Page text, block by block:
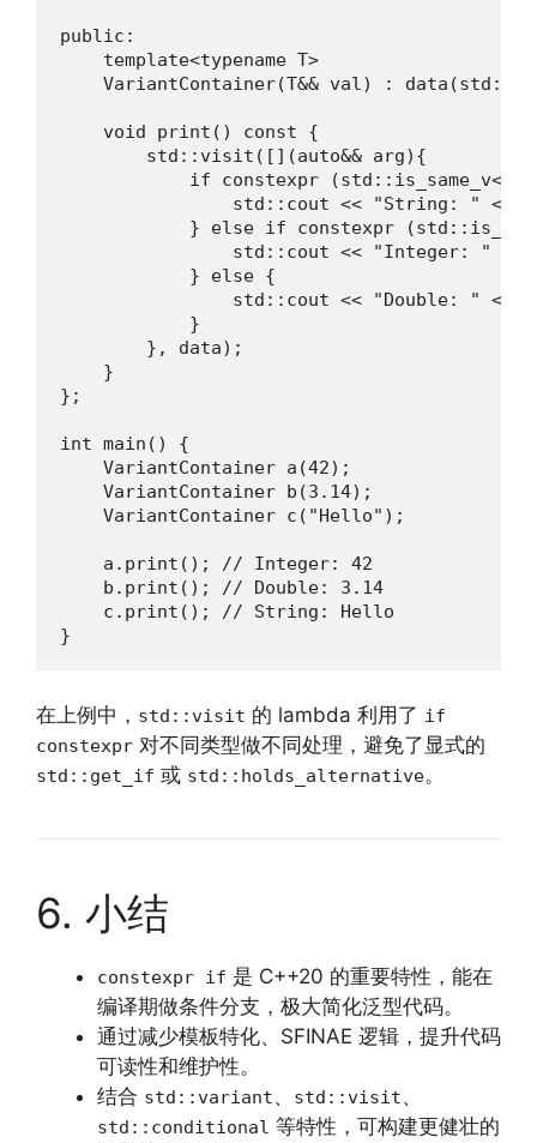
public:
    template<typename T>
VariantContainer(T&& val) :
    void print() const {
        std::visit([](auto&& arg){
if constexpr
std::cout << "String: " <<
} else if constexpr
std::cout << "Integer: " <<
            } else {
std::cout << "Double: " <<
            }
        }, data);
    }
};
int main() {
    VariantContainer a(42);
    VariantContainer b(3.14);
    VariantContainer c("Hello");
    a.print(); // Integer: 42
    b.print(); // Double: 3.14
    c.print(); // String: Hello
}
在上例中， std::visit 的 lambda 利用了 if
constexpr 对不同类型做不同处理，避免了显式的
std::get_if 或 std::holds_alternative。
6. 小结
constexpr if 是 C++20 的重要特性，能在
编译期做条件分支，极大简化泛型代码。
通过减少模板特化、SFINAE 逻辑，提升代码
可读性和维护性。
结合 std::variant、 std::visit、
std::conditional 等特性，可构建更健壮的